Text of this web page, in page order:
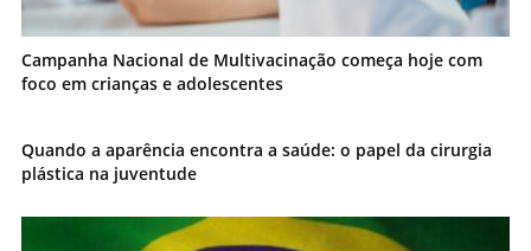
Campanha Nacional de Multivacinação começa hoje com
foco em crianças e adolescentes
Quando a aparência encontra a saúde: o papel da cirurgia
plástica na juventude